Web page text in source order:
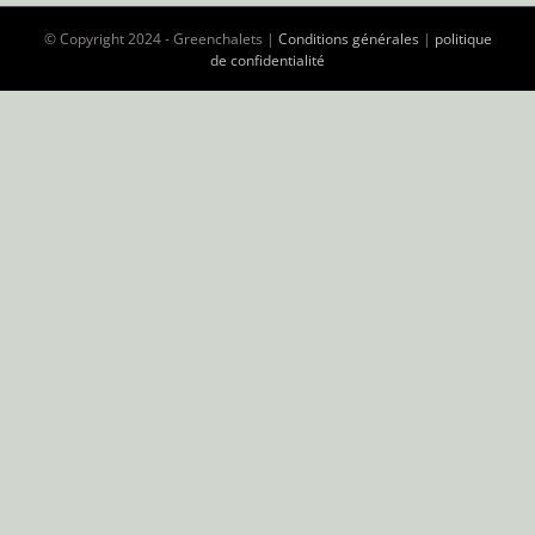
© Copyright 2024 - Greenchalets | Conditions générales| politique
de confidentialité